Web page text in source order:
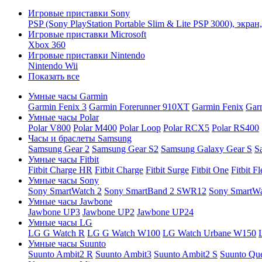
Игровые приставки Sony
PSP (Sony PlayStation Portable Slim & Lite PSP 3000),
Игровые приставки Microsoft
Xbox 360
Игровые приставки Nintendo
Nintendo Wii
Показать все
Умные часы Garmin
Garmin Fenix 3 Garmin Forerunner 910XT Garmin Fenix
Умные часы Polar
Polar V800 Polar M400 Polar Loop Polar RCX5 Polar RS400
Часы и браслеты Samsung
Samsung Gear 2 Samsung Gear S2 Samsung Galaxy Gear S
Умные часы Fitbit
Fitbit Charge HR Fitbit Charge Fitbit Surge Fitbit One Fitbit
Умные часы Sony
Sony SmartWatch 2 Sony SmartBand 2 SWR12 Sony
Умные часы Jawbone
Jawbone UP3 Jawbone UP2 Jawbone UP24
Умные часы LG
LG G Watch R LG G Watch W100 LG Watch Urbane W150
Умные часы Suunto
Suunto Ambit2 R Suunto Ambit3 Suunto Ambit2 S Suunto